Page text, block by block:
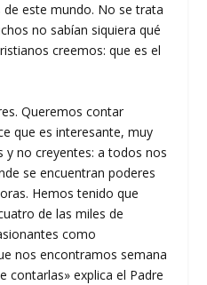
este mundo. No se trata
no sabían siquiera qué
creemos: que es el
Queremos contar
que es interesante, muy
y no creyentes: a todos nos
se encuentran poderes
Hemos tenido que
de las miles de
como
nos encontramos semana
contarlas» explica el Padre